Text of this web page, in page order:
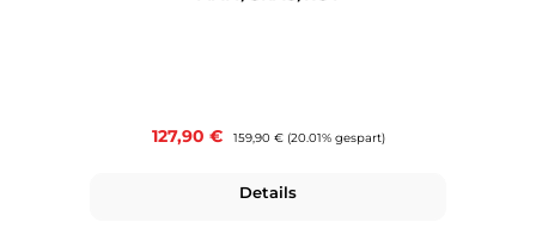
Verkaufspreis:
127,90 € Regulärer Preis:
159,90 € (20.01% gespart)
Details